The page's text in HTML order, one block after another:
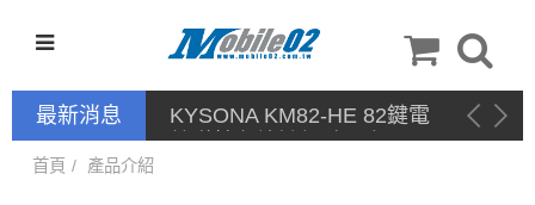
最新消息
KYSONA KM82-HE 82鍵電
競磁軸有線鍵盤 產品網頁驅
首頁 產品介紹